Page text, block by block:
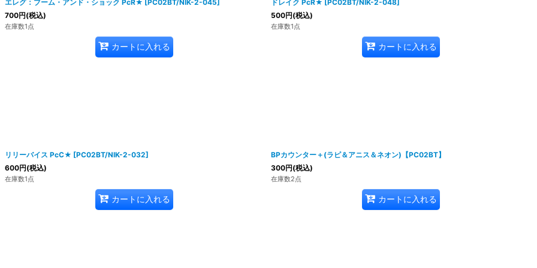
エレグ：ブーム・アンド・ショック PcR★ PC02BT/NIK-2-045
700円(税込)
在庫数1点
カートに入れる
ドレイク PcR★ PC02BT/NIK-2-048
500円(税込)
在庫数1点
カートに入れる
リリーバイス PcC★ [PC02BT/NIK-2-032]
600円(税込)
在庫数1点
カートに入れる
BPカウンター＋(ラピ＆アニス＆ネオン)【PC02BT】
300円(税込)
在庫数2点
カートに入れる